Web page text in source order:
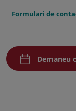
Formulari de
menuAcceso
Demaneu